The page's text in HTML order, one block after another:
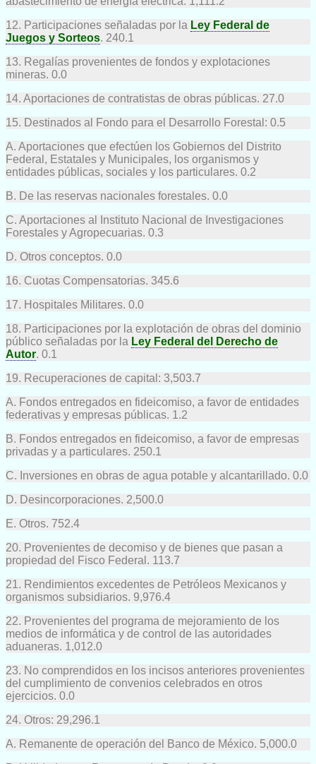
12. Participaciones señaladas por la Ley Federal de
Juegos y Sorteos. 240.1
13. Regalías provenientes de fondos y explotaciones
mineras. 0.0
14. Aportaciones de contratistas de obras públicas. 27.0
15. Destinados al Fondo para el Desarrollo Forestal: 0.5
A. Aportaciones que efectúen los Gobiernos del Distrito
Federal, Estatales y Municipales, los organismos y
entidades públicas, sociales y los particulares. 0.2
B. De las reservas nacionales forestales. 0.0
C. Aportaciones al Instituto Nacional de Investigaciones
Forestales y Agropecuarias. 0.3
D. Otros conceptos. 0.0
16. Cuotas Compensatorias. 345.6
17. Hospitales Militares. 0.0
18. Participaciones por la explotación de obras del dominio
público señaladas por la Ley Federal del Derecho de
Autor. 0.1
19. Recuperaciones de capital: 3,503.7
A. Fondos entregados en fideicomiso, a favor de entidades
federativas y empresas públicas. 1.2
B. Fondos entregados en fideicomiso, a favor de empresas
privadas y a particulares. 250.1
C. Inversiones en obras de agua potable y alcantarillado. 0.0
D. Desincorporaciones. 2,500.0
E. Otros. 752.4
20. Provenientes de decomiso y de bienes que pasan a
propiedad del Fisco Federal. 113.7
21. Rendimientos excedentes de Petróleos Mexicanos y
organismos subsidiarios. 9,976.4
22. Provenientes del programa de mejoramiento de los
medios de informática y de control de las autoridades
aduaneras. 1,012.0
23. No comprendidos en los incisos anteriores provenientes
del cumplimiento de convenios celebrados en otros
ejercicios. 0.0
24. Otros: 29,296.1
A. Remanente de operación del Banco de México. 5,000.0